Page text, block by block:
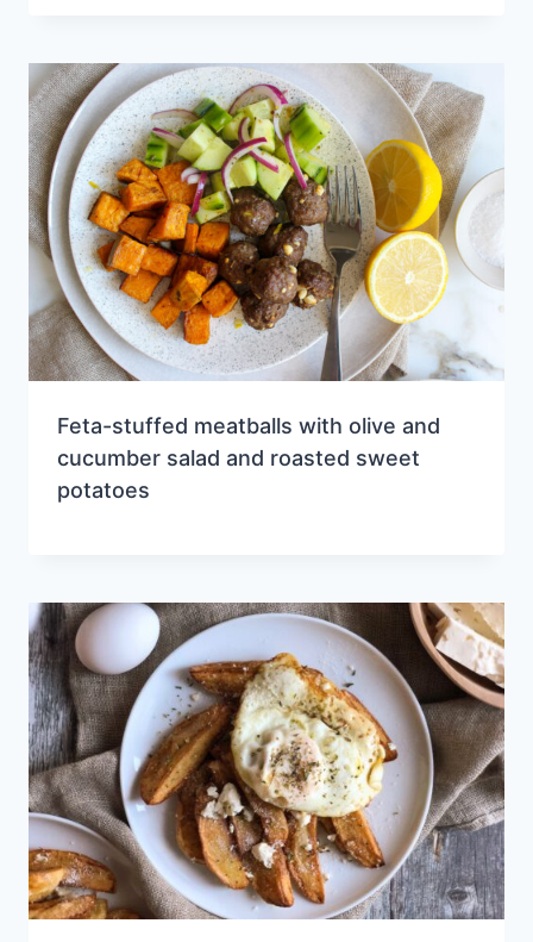
Feta-stuffed meatballs with olive and
cucumber salad and roasted sweet
potatoes